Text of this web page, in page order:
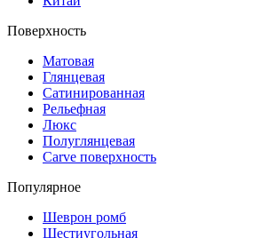
Поверхность
Матовая
Глянцевая
Сатинированная
Рельефная
Люкс
Полуглянцевая
Carve поверхность
Популярное
Шеврон ромб
Шестиугольная